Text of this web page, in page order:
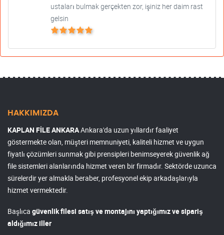
ustaları bulmak gerçekten zor, işiniz her daim rast
gelsin
HAKKIMIZDA
KAPLAN FİLE ANKARAAnkara'da uzun yıllardır faaliyet
göstermekte olan, müşteri memnuniyeti, kaliteli hizmet ve uygun
fiyatlı çözümleri sunmak gibi prensipleri benimseyerek güvenlik ağ
file sistemleri alanlarında hizmet veren bir firmadır. Sektörde uzunca
sürelerdir yer almakla beraber, profesyonel ekip arkadaşlarıyla
hizmet vermektedir.
Başlıca güvenlik filesi satış ve montajını yaptığımız ve sipariş
aldığımız iller